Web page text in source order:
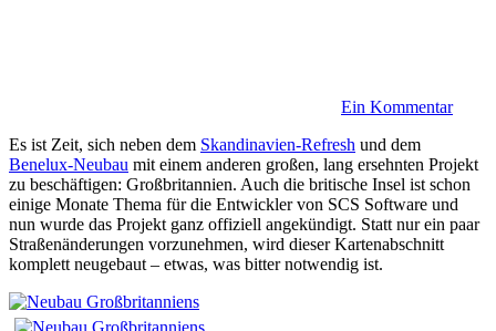
Ein Kommentar
Es ist Zeit, sich neben dem Skandinavien-Refresh und dem
Benelux-Neubau mit einem anderen großen, lang ersehnten Projekt
zu beschäftigen: Großbritannien. Auch die britische Insel ist schon
einige Monate Thema für die Entwickler von SCS Software und
nun wurde das Projekt ganz offiziell angekündigt. Statt nur ein paar
Straßenänderungen vorzunehmen, wird dieser Kartenabschnitt
komplett neugebaut – etwas, was bitter notwendig ist.